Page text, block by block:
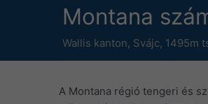
Montana
Wallis kanton, Svájc, 1495m
A Montana régió tengeri és